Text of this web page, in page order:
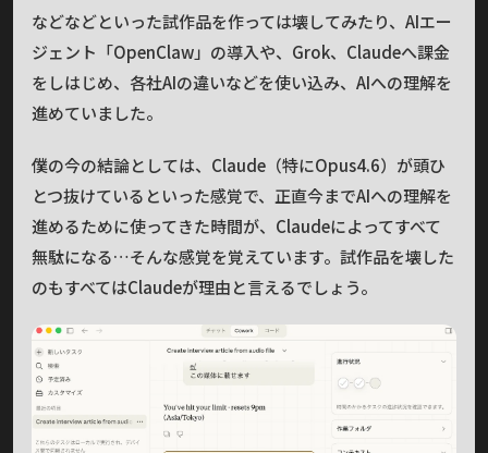
などなどといった試作品を作っては壊してみたり、AIエー
ジェント「OpenClaw」の導入や、Grok、Claudeへ課金
をしはじめ、各社AIの違いなどを使い込み、AIへの理解を
進めていました。
僕の今の結論としては、Claude（特にOpus4.6）が頭ひ
とつ抜けているといった感覚で、正直今までAIへの理解を
進めるために使ってきた時間が、Claudeによってすべて
無駄になる…そんな感覚を覚えています。試作品を壊した
のもすべてはClaudeが理由と言えるでしょう。